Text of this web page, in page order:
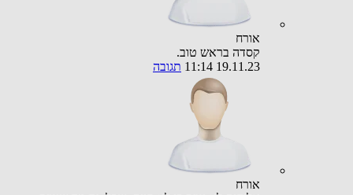
אורח
קסדה בראש טוב.
19.11.23 11:14
תגובה
אורח